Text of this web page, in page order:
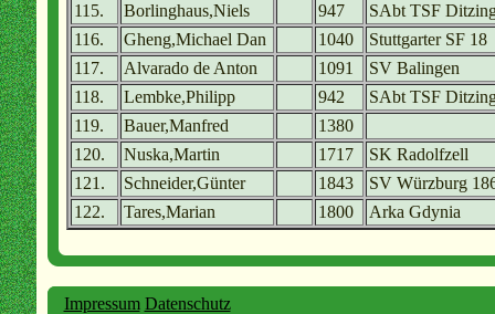
115.
Borlinghaus,Niels 947
SAbt TSF
116.
Gheng,Michael Dan 1040
Stuttgarter SF 18
117.
Alvarado de Anton 1091
SV Balingen
118.
Lembke,Philipp 942
SAbt TSF
119.
Bauer,Manfred
1380
120.
Nuska,Martin 1717
SK Radolfzell
121.
Schneider,Günter 1843
SV Würzburg
122.
Tares,Marian 1800 Arka Gdynia
Impressum Datenschutz